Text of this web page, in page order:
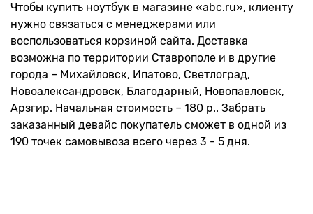
Чтобы купить ноутбук в магазине «abc.ru», клиенту
нужно связаться с менеджерами или
воспользоваться корзиной сайта. Доставка
возможна по территории Ставрополе и в другие
города – Михайловск, Ипатово, Светлоград,
Новоалександровск, Благодарный, Новопавловск,
Арзгир. Начальная стоимость – 180 р.. Забрать
заказанный девайс покупатель сможет в одной из
190 точек самовывоза всего через 3 - 5 дня.